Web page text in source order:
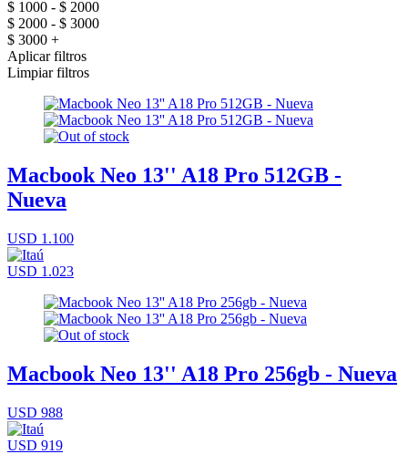
$ 1000 - $ 2000
$ 2000 - $ 3000
$ 3000 +
Aplicar filtros
Limpiar filtros
Macbook Neo 13'' A18 Pro 512GB -
Nueva
USD 1.100
USD 1.023
Macbook Neo 13'' A18 Pro 256gb - Nueva
USD 988
USD 919